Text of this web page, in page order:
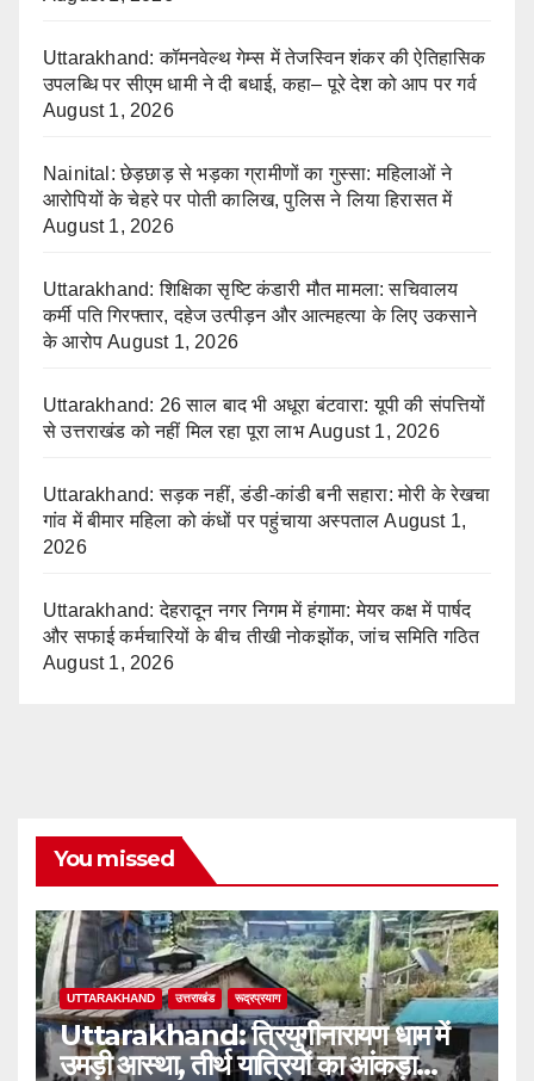
Uttarakhand: कॉमनवेल्थ गेम्स में तेजस्विन शंकर की ऐतिहासिक
उपलब्धि पर सीएम धामी ने दी बधाई, कहा– पूरे देश को आप पर गर्व
August 1, 2026
Nainital: छेड़छाड़ से भड़का ग्रामीणों का गुस्सा: महिलाओं ने
आरोपियों के चेहरे पर पोती कालिख, पुलिस ने लिया हिरासत में
August 1, 2026
Uttarakhand: शिक्षिका सृष्टि कंडारी मौत मामला: सचिवालय
कर्मी पति गिरफ्तार, दहेज उत्पीड़न और आत्महत्या के लिए उकसाने
के आरोप August 1, 2026
Uttarakhand: 26 साल बाद भी अधूरा बंटवारा: यूपी की संपत्तियों
से उत्तराखंड को नहीं मिल रहा पूरा लाभ August 1, 2026
Uttarakhand: सड़क नहीं, डंडी-कांडी बनी सहारा: मोरी के रेखचा
गांव में बीमार महिला को कंधों पर पहुंचाया अस्पताल August 1,
2026
Uttarakhand: देहरादून नगर निगम में हंगामा: मेयर कक्ष में पार्षद
और सफाई कर्मचारियों के बीच तीखी नोकझोंक, जांच समिति गठित
August 1, 2026
You missed
UTTARAKHAND उत्तराखंड रूद्रप्रयाग
Uttarakhand: त्रियुगीनारायण धाम में
उमड़ी आस्था, तीर्थ यात्रियों का आंकड़ा